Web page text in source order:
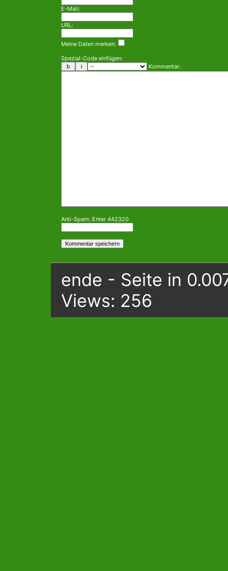
E-Mail:
URL:
Meine Daten merken:
Spezial-Code einfügen:
Kommentar:
Anti-Spam: Enter 442320
ende - Seite in
Views: 256